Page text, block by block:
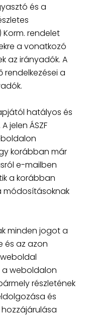
és a
Korm. rendelet
a vonatkozó
az irányadók. A
a
hatályos és
jelen ÁSZF
korábban már
e-mailben
a korábban
módosításoknak
minden jogot a
és az azon
a weboldalon
részletének
és